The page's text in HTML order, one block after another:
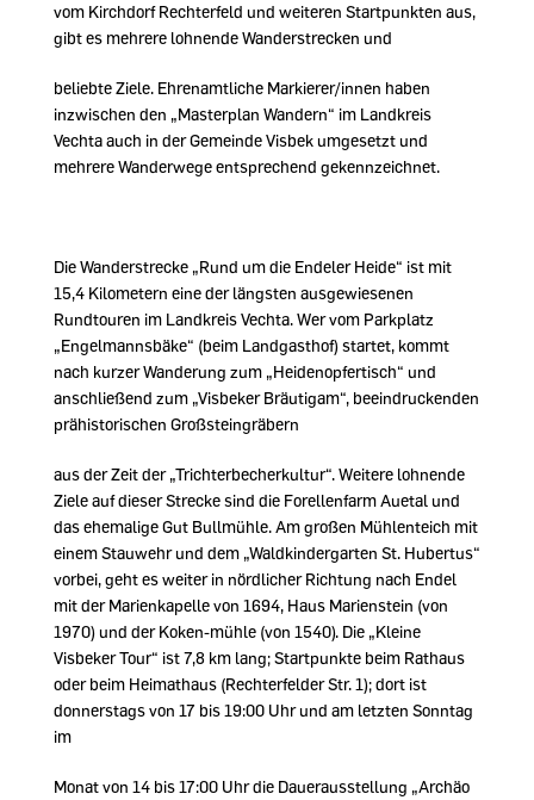
vom Kirchdorf Rechterfeld und weiteren Startpunkten aus,
gibt es mehrere lohnende Wanderstrecken und
beliebte Ziele. Ehrenamtliche Markierer/innen haben
inzwischen den „Masterplan Wandern“ im Landkreis
Vechta auch in der Gemeinde Visbek umgesetzt und
mehrere Wanderwege entsprechend gekennzeichnet.
Die Wanderstrecke „Rund um die Endeler Heide“ ist mit
15,4 Kilometern eine der längsten ausgewiesenen
Rundtouren im Landkreis Vechta. Wer vom Parkplatz
Engelmannsbäke“ (beim Landgasthof) startet, kommt
nach kurzer Wanderung zum „Heidenopfertisch“ und
anschließend zum „Visbeker Bräutigam“, beeindruckenden
prähistorischen Großsteingräbern
aus der Zeit der „Trichterbecherkultur“. Weitere lohnende
Ziele auf dieser Strecke sind die Forellenfarm Auetal und
das ehemalige Gut Bullmühle. Am großen Mühlenteich mit
einem Stauwehr und dem „Waldkindergarten St. Hubertus“
vorbei, geht es weiter in nördlicher Richtung nach Endel
mit der Marienkapelle von 1694, Haus Marienstein (von
1970) und der Koken-mühle (von 1540). Die „Kleine
Visbeker Tour“ ist 7,8 km lang; Startpunkte beim Rathaus
oder beim Heimathaus (Rechterfelder Str. 1); dort ist
donnerstags von 17 bis 19:00 Uhr und am letzten Sonntag
im
Monat von 14 bis 17:00 Uhr die Dauerausstellung „Archäo